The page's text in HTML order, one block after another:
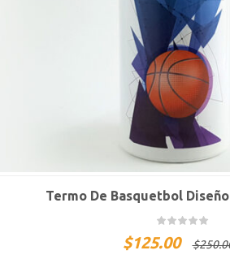
Termo De Basquetbol
$
$125.00